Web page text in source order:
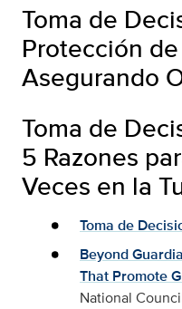
Toma de
Protección
Asegurando
Toma de
5 Razones
Veces en la
Toma de
Beyond
That Promote
National